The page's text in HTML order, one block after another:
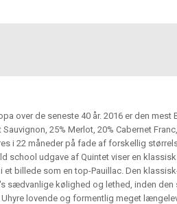
over de seneste 40 år. 2016 er den mest
25% Merlot, 20% Cabernet
i 22 måneder på fade af forskellig
school udgave af Quintet viser en
billede som en top-Pauillac. Den
sædvanlige kølighed og lethed, inden den
lovende og formentlig meget